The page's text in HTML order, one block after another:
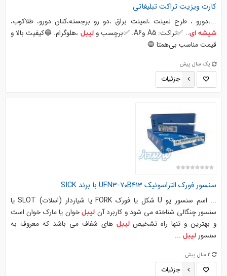
کارت ویزیت تراکت تبلیغاتی
...،دورو ، طرح لمینت ،لمینت براق ،دو رو برجسته،کتان دورو، طلاکوب،
شیشه ای.. ✅تراکت: A5 وA6. ✅برچسب و لیبل ،هلوگرام. 🔵کیفیت بالا و
قیمت مناسب بی‌همتا 🔵
یک سال پیش
جزئیات
سنسور فورک التراسونیک UFN3-70B413 با برند SICK
... اسم سنسور یو U شکل یا فورک FORK یا شیاردار (اسلات) SLOT یا
سنسور چنگالی شناخته می شود و کاربرد آن لیبلخوان یا مارک خوان است
و بهترین و تنها راه تشخیصلیبل های شفاف می باشد که معروف به
سنسور لیبل...
2 سال پیش
جزئیات